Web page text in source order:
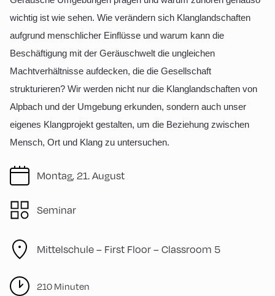
Montag, 21. August
Seminar
Mittelschule – First Floor – Classroom 5
210 Minuten
wichtig ist wie sehen. Wie verändern sich Klanglandschaften
aufgrund menschlicher Einflüsse und warum kann die
Beschäftigung mit der Geräuschwelt die ungleichen
Machtverhältnisse aufdecken, die die Gesellschaft
strukturieren? Wir werden nicht nur die Klanglandschaften von
Alpbach und der Umgebung erkunden, sondern auch unser
eigenes Klangprojekt gestalten, um die Beziehung zwischen
Mensch, Ort und Klang zu untersuchen.